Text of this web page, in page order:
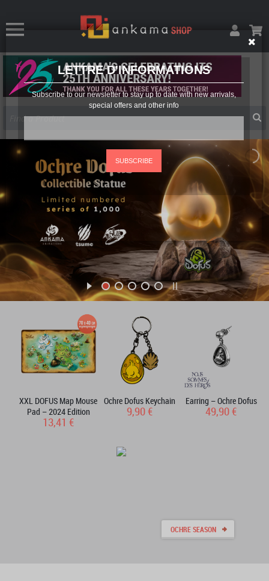
LETTRE D'INFORMATIONS
Subscribe to our newsletter to stay up to date with new arrivals,
special offers and other info
SUBSCRIBE
XXL DOFUS Map Mouse
Pad – 2024 Edition
13,41 €
Ochre Dofus Keychain
9,90 €
Earring – Ochre Dofus
49,90 €
OCHRE SEASON